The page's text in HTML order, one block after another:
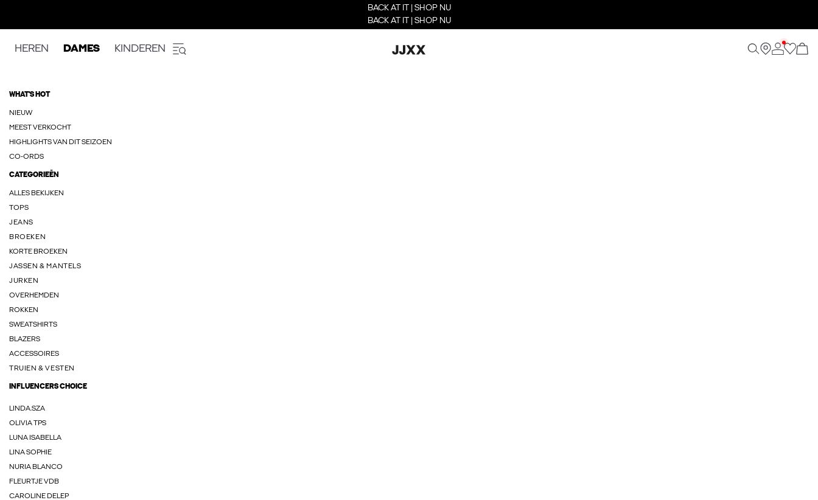
BACK AT IT | SHOP NU
BACK AT IT | SHOP NU
HEREN DAMES KINDEREN
WHAT'S HOT
NIEUW
MEEST VERKOCHT
HIGHLIGHTS VAN DIT SEIZOEN
CO-ORDS
CATEGORIEËN
ALLES BEKIJKEN
TOPS
JEANS
BROEKEN
KORTE BROEKEN
JASSEN & MANTELS
JURKEN
OVERHEMDEN
ROKKEN
SWEATSHIRTS
BLAZERS
ACCESSOIRES
TRUIEN & VESTEN
INFLUENCERS CHOICE
LINDA.SZA
OLIVIA TPS
LUNA ISABELLA
LINA SOPHIE
NURIA BLANCO
FLEURTJE VDB
CAROLINE DELEP